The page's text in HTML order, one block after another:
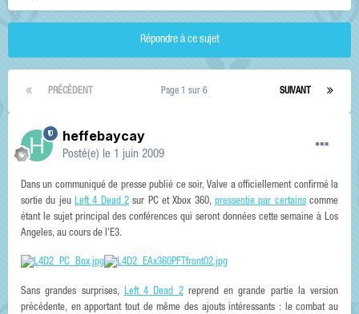
Répondre à ce sujet
PRÉCÉDENT SUIVANT
Page 1 sur 6
heffebaycay
Posté(e) le 1 juin 2009
Dans un communiqué de presse publié ce soir, Valve a officiellement confirmé la
sortie du jeu Left 4 Dead 2 sur PC et Xbox 360, pressentie par certainscomme
étant le sujet principal des conférences qui seront données cette semaine à Los
Angeles, au cours de l'E3.
Sans grandes surprises, Left 4 Dead 2reprend en grande partie la version
précédente, en apportant tout de même des ajouts intéressants : le combat au